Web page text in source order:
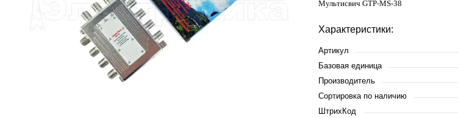
Мультисвич GTP-MS-38
Характеристики:
Артикул
Базовая единица
Производитель
Сортировка по наличию
ШтрихКод